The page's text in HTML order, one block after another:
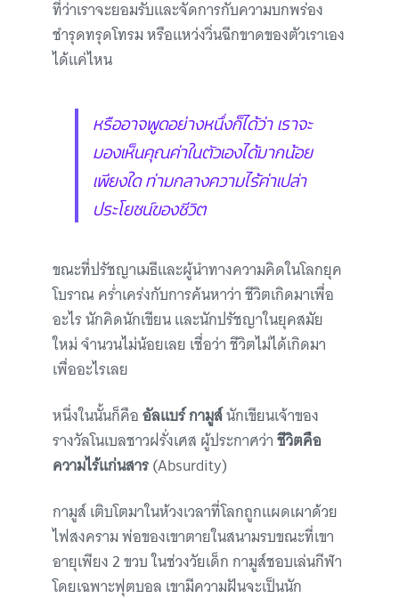
ที่ว่าเราจะยอมรับและจัดการกับความบกพร่อง
ชำรุดทรุดโทรม หรือแหว่งวิ่นฉีกขาดของตัวเราเอง
ได้แค่ไหน
หรืออาจพูดอย่างหนึ่งก็ได้ว่า เราจะ
มองเห็นคุณค่าในตัวเองได้มากน้อย
เพียงใด ท่ามกลางความไร้ค่าเปล่า
ประโยชน์ของชีวิต
ขณะที่ปรัชญาเมธีและผู้นำทางความคิดในโลกยุค
โบราณ คร่ำเคร่งกับการค้นหาว่า ชีวิตเกิดมาเพื่อ
อะไร นักคิดนักเขียน และนักปรัชญาในยุคสมัย
ใหม่ จำนวนไม่น้อยเลย เชื่อว่า ชีวิตไม่ได้เกิดมา
เพื่ออะไรเลย
หนึ่งในนั้นก็คืออัลแบร์ กามูส์นักเขียนเจ้าของ
รางวัลโนเบลชาวฝรั่งเศส ผู้ประกาศว่าชีวิตคือ
ความไร้แก่นสาร(Absurdity)
กามูส์ เติบโตมาในห้วงเวลาที่โลกถูกแผดเผาด้วย
ไฟสงคราม พ่อของเขาตายในสนามรบขณะที่เขา
อายุเพียง 2 ขวบ ในช่วงวัยเด็ก กามูส์ชอบเล่นกีฬา
โดยเฉพาะฟุตบอล เขามีความฝันจะเป็นนัก